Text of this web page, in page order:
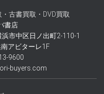
古書買取・DVD買取
書店
市中区日ノ出町2-110-1
アビターレ1F
9600
buyers.com